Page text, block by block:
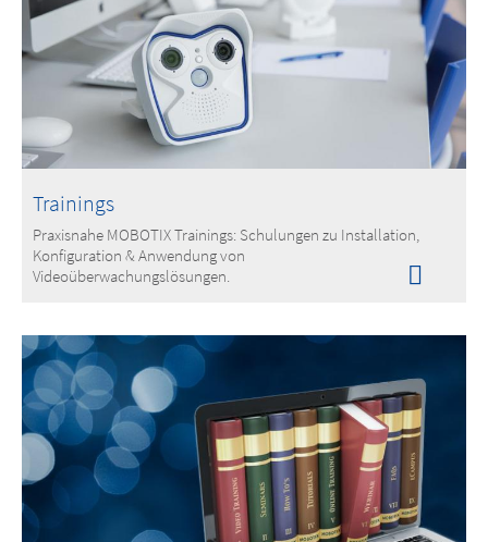
Trainings
Praxisnahe MOBOTIX Trainings: Schulungen zu Installation,
Konfiguration & Anwendung von
Videoüberwachungslösungen.